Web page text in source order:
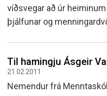
víðsvegar að úr
þjálfunar og
Til hamingju Ásgeir
21.02.2011
Nemendur frá